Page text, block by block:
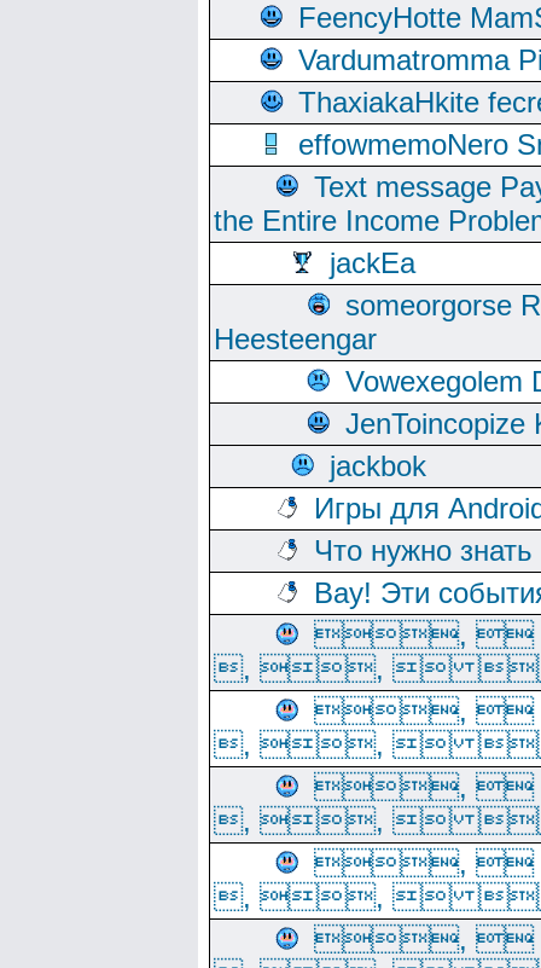
FeencyHotte
Vardumatromma
ThaxiakaHkite
effowmemoNero
Text message
the Entire Income
jackEa
someorgorse
Heesteengar
Vowexegolem
JenToincopize
jackbok
Игры для
Что нужно
Вау! Эти
,
, , 
,
, , 
,
, , 
,
, , 
,